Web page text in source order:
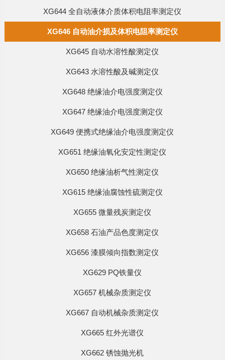
XG644 全自动液体介质体积电阻率测定仪
XG646 自动油介损及体积电阻率测定仪
XG645 自动水溶性酸测定仪
XG643 水溶性酸及碱测定仪
XG648 绝缘油介电强度测定仪
XG647 绝缘油介电强度测定仪
XG649 便携式绝缘油介电强度测定仪
XG651 绝缘油氧化安定性测定仪
XG650 绝缘油析气性测定仪
XG615 绝缘油腐蚀性硫测定仪
XG655 微量残炭测定仪
XG658 石油产品色度测定仪
XG656 漆膜倾向指数测定仪
XG629 PQ铁量仪
XG657 机械杂质测定仪
XG667 自动机械杂质测定仪
XG665 红外光谱仪
XG662 锈蚀抛光机